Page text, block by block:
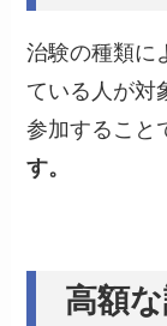
治験の種類に
ている人が対
参加すること
す。
高額